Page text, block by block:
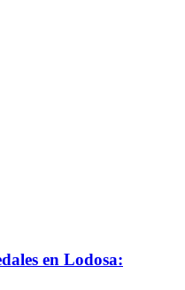
en Lodosa: